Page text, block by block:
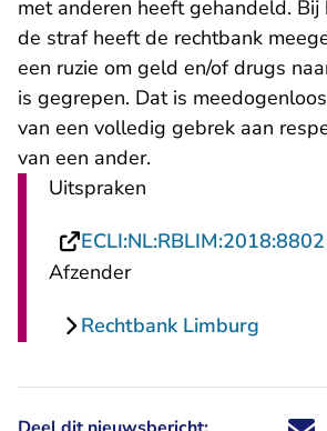
met anderen heeft gehandeld.
de straf heeft de rechtbank
een ruzie om geld en/of drugs
is gegrepen. Dat is
van een volledig gebrek aan
van een ander.
Uitspraken
ECLI:NL:RBLIM:2018:8802
Afzender
Rechtbank Limburg